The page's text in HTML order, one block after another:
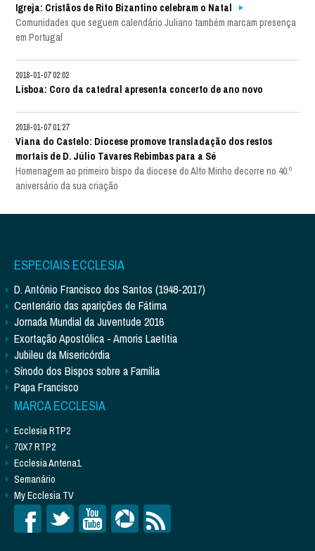
Igreja: Cristãos de Rito Bizantino celebram o Natal
Comunidades que seguem calendário Juliano também marcam presença
em Portugal
2018-01-07 02:02
Lisboa: Coro da catedral apresenta concerto de ano novo
2018-01-07 01:27
Viana do Castelo: Diocese promove transladação dos restos
mortais de D. Júlio Tavares Rebimbas para a Sé
Homenagem ao primeiro bispo da diocese do Alto Minho decorre no 40.º
aniversário da sua criação
ESPECIAIS ECCLESIA
D. António Francisco dos Santos (1948-2017)
Centenário das aparições de Fátima
Jornada Mundial da Juventude 2016
Exortação Apostólica - Amoris Laetitia
Jubileu da Misericórdia
Sínodo dos Bispos sobre a Família
Papa Francisco
MARCA ECCLESIA
Ecclesia RTP2
70X7 RTP2
Ecclesia Antena1
Semanário
My Ecclesia TV